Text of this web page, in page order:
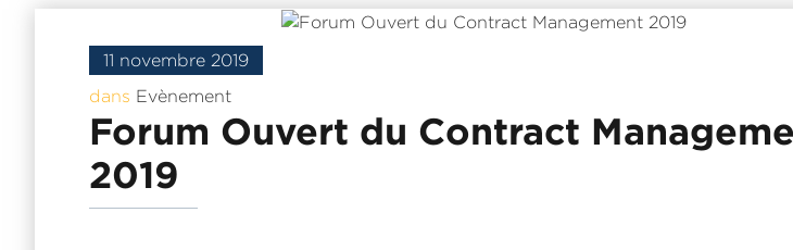
11 novembre 2019
dans Evènement
Forum Ouvert du Contract
2019